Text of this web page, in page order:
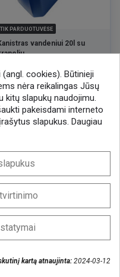
TIK PARDUOTUVĖSE
vandeniui 20l su
€ / VNT
saugomi
cookies). Būtinieji
nėra reikalingas Jūsų
kitų slapukų naudojimu.
pakeisdami interneto
slapukus. Daugiau
kartą atnaujinta: 2024-03-12